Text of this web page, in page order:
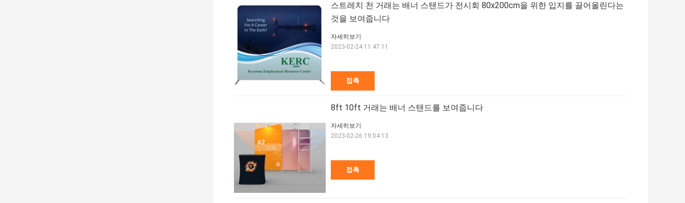
스트레치 천 거래는 배너 스탠드가 전시회 80x200cm을 위한 입지를 끌어올린다는
것을 보여줍니다
접촉
자세히보기
2023-02-24 11:47:11
8ft 10ft 거래는 배너 스탠드를 보여줍니다
접촉
자세히보기
2023-02-26 19:04:13